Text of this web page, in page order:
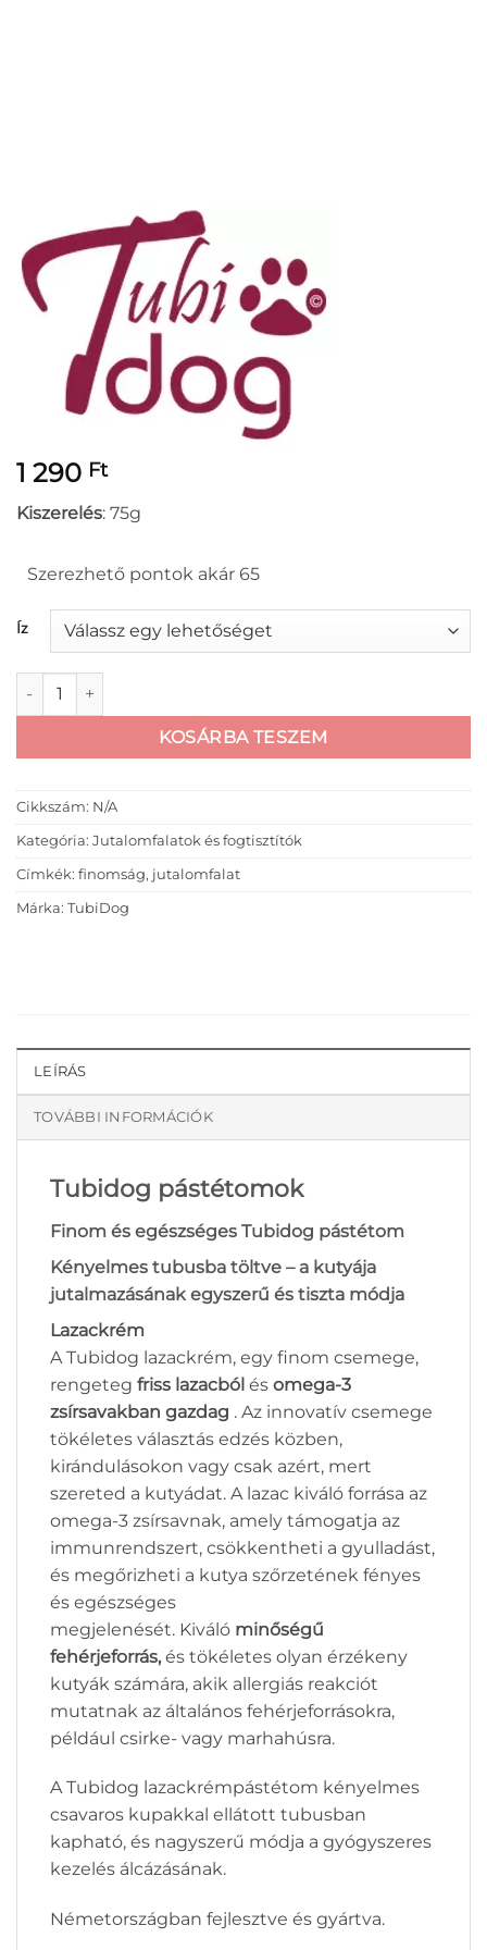
1 290 Ft
Kiszerelés: 75g
Szerezhető pontok akár 65
Íz
Tubidog pástétomok mennyiség
KOSÁRBA TESZEM
Cikkszám: N/A
Kategória: Jutalomfalatok és fogtisztítók
Címkék: finomság, jutalomfalat
Márka: TubiDog
LEÍRÁS
TOVÁBBI INFORMÁCIÓK
Tubidog pástétomok
Finom és egészséges Tubidog pástétom
Kényelmes tubusba töltve – a kutyája
jutalmazásának egyszerű és tiszta módja
Lazackrém
A Tubidog lazackrém, egy finom csemege,
rengeteg friss lazacból és omega-3
zsírsavakban gazdag . Az innovatív csemege
tökéletes választás edzés közben,
kirándulásokon vagy csak azért, mert
szereted a kutyádat. A lazac kiváló forrása az
omega-3 zsírsavnak, amely támogatja az
immunrendszert, csökkentheti a gyulladást,
és megőrizheti a kutya szőrzetének fényes
és egészséges
megjelenését. Kiváló minőségű
fehérjeforrás, és tökéletes olyan érzékeny
kutyák számára, akik allergiás reakciót
mutatnak az általános fehérjeforrásokra,
például csirke- vagy marhahúsra.
A Tubidog lazackrémpástétom kényelmes
csavaros kupakkal ellátott tubusban
kapható, és nagyszerű módja a gyógyszeres
kezelés álcázásának.
Németországban fejlesztve és gyártva.